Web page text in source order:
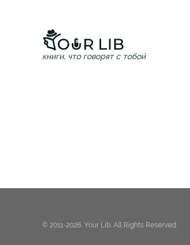
книги, что говорят с тобой
© 2011-2026. Your Lib. All Rights Reserved.